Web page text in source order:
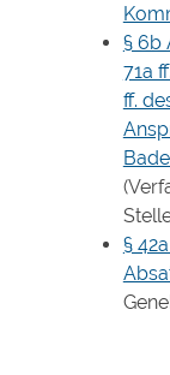
§ 6b
71a
ff.
§